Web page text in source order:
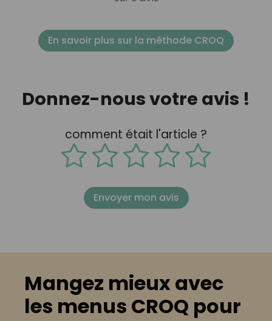
En savoir plus sur la méthode CROQ
Donnez-nous votre avis !
comment était l'article ?
Envoyer mon avis
Mangez mieux avec
les menus CROQ pour